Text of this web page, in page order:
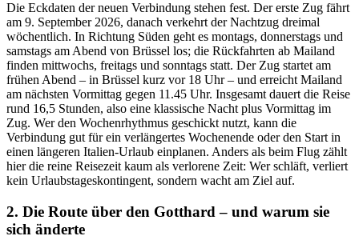
Die Eckdaten der neuen Verbindung stehen fest. Der erste Zug fährt
am 9. September 2026, danach verkehrt der Nachtzug dreimal
wöchentlich. In Richtung Süden geht es montags, donnerstags und
samstags am Abend von Brüssel los; die Rückfahrten ab Mailand
finden mittwochs, freitags und sonntags statt. Der Zug startet am
frühen Abend – in Brüssel kurz vor 18 Uhr – und erreicht Mailand
am nächsten Vormittag gegen 11.45 Uhr. Insgesamt dauert die Reise
rund 16,5 Stunden, also eine klassische Nacht plus Vormittag im
Zug. Wer den Wochenrhythmus geschickt nutzt, kann die
Verbindung gut für ein verlängertes Wochenende oder den Start in
einen längeren Italien-Urlaub einplanen. Anders als beim Flug zählt
hier die reine Reisezeit kaum als verlorene Zeit: Wer schläft, verliert
kein Urlaubstageskontingent, sondern wacht am Ziel auf.
2. Die Route über den Gotthard – und warum sie
sich änderte